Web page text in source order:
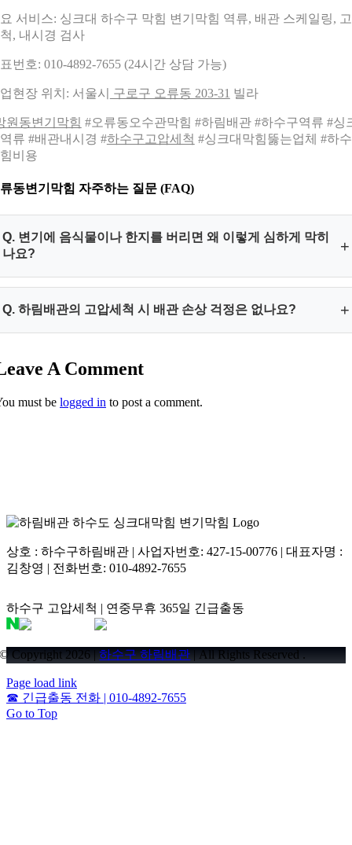
서비스: 싱크대 하수구 막힘 변기막힘 역류, 배관 스케일링,
, 내시경 검사
번호: 010-4892-7655 (24시간 상담 가능)
현장 위치: 서울시 구로구 오류동 203-31 빌라
원동변기막힘 #오류동오수관막힘 #하림배관 #하수구역류 #싱
류 #배관내시경 #하수구고압세척 #싱크대막힘뚫는업체 #하
비용
동변기막힘 자주하는 질문 (FAQ)
Q. 변기에 음식물이나 한지를 버리면 왜 이렇게 심하게 막히
나요?
+
한지나 특정 섬유 성분은 기름기와 결합하면 배관 안에서 깁스
시 배관내시경 진단과 고압세척을 병행해야 완전히 제거할 수
Q. 하림배관의 고압세척 시 배관 손상 걱정은 없나요? +
도를 완벽하게 파악합니다. 배관에 무리가 가지 않는 최적의 수
압과 전문적인 장비 운용 기술을 보유하고 있어, 손상 없이 이물
A Comment
must be logged in to post a comment.
상호 : 하수구하림배관 | 사업자번호: 427-15-00776 | 대표자명 :
김창영 | 전화번호: 010-4892-7655
하수구 고압세척 | 연중무휴 365일 긴급출동
© Copyright 2026 |하수구 하림배관 | All Rights Reserved .
Page load link
☎ 긴급출동 전화 | 010-4892-7655
Go to Top